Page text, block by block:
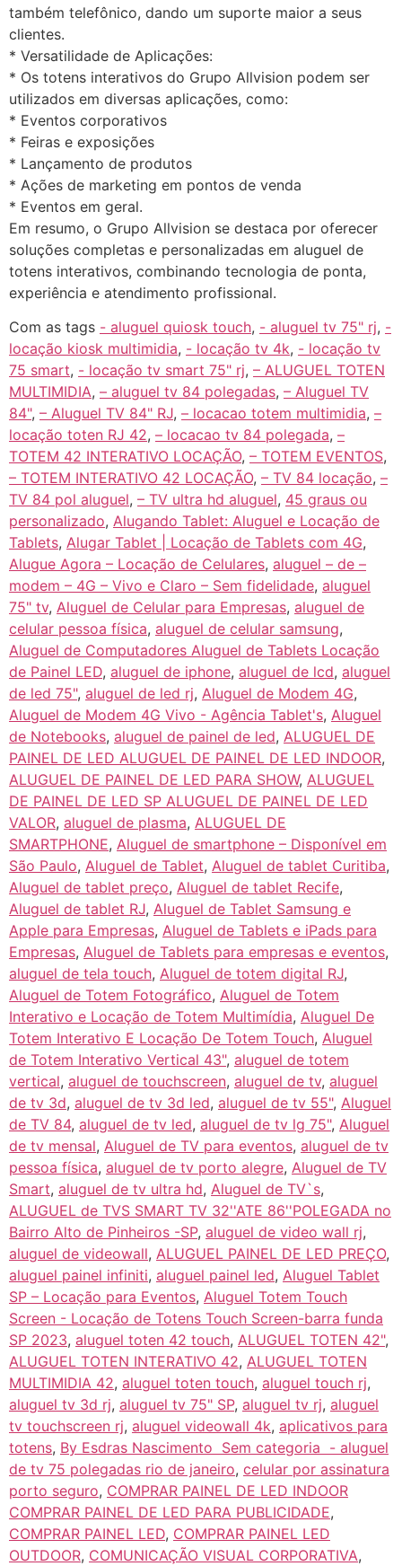
também telefônico, dando um suporte maior a seus
clientes.
* Versatilidade de Aplicações:
* Os totens interativos do Grupo Allvision podem ser
utilizados em diversas aplicações, como:
* Eventos corporativos
* Feiras e exposições
* Lançamento de produtos
* Ações de marketing em pontos de venda
* Eventos em geral.
Em resumo, o Grupo Allvision se destaca por oferecer
soluções completas e personalizadas em aluguel de
totens interativos, combinando tecnologia de ponta,
experiência e atendimento profissional.
Com as tags - aluguel quiosk touch, - aluguel tv 75" rj, -
locação kiosk multimidia, - locação tv 4k, - locação tv
75 smart, - locação tv smart 75" rj, – ALUGUEL TOTEN
MULTIMIDIA, – aluguel tv 84 polegadas, – Aluguel TV
84", – Aluguel TV 84" RJ, – locacao totem multimidia, –
locação toten RJ 42, – locacao tv 84 polegada, –
TOTEM 42 INTERATIVO LOCAÇÃO, – TOTEM EVENTOS,
– TOTEM INTERATIVO 42 LOCAÇÃO, – TV 84 locação, –
TV 84 pol aluguel, – TV ultra hd aluguel, 45 graus ou
personalizado, Alugando Tablet: Aluguel e Locação de
Tablets, Alugar Tablet | Locação de Tablets com 4G,
Alugue Agora – Locação de Celulares, aluguel – de –
modem – 4G – Vivo e Claro – Sem fidelidade, aluguel
75" tv, Aluguel de Celular para Empresas, aluguel de
celular pessoa física, aluguel de celular samsung,
Aluguel de Computadores Aluguel de Tablets Locação
de Painel LED, aluguel de iphone, aluguel de lcd, aluguel
de led 75", aluguel de led rj, Aluguel de Modem 4G,
Aluguel de Modem 4G Vivo - Agência Tablet's, Aluguel
de Notebooks, aluguel de painel de led, ALUGUEL DE
PAINEL DE LED ALUGUEL DE PAINEL DE LED INDOOR,
ALUGUEL DE PAINEL DE LED PARA SHOW, ALUGUEL
DE PAINEL DE LED SP ALUGUEL DE PAINEL DE LED
VALOR, aluguel de plasma, ALUGUEL DE
SMARTPHONE, Aluguel de smartphone – Disponível em
São Paulo, Aluguel de Tablet, Aluguel de tablet Curitiba,
Aluguel de tablet preço, Aluguel de tablet Recife,
Aluguel de tablet RJ, Aluguel de Tablet Samsung e
Apple para Empresas, Aluguel de Tablets e iPads para
Empresas, Aluguel de Tablets para empresas e eventos,
aluguel de tela touch, Aluguel de totem digital RJ,
Aluguel de Totem Fotográfico, Aluguel de Totem
Interativo e Locação de Totem Multimídia, Aluguel De
Totem Interativo E Locação De Totem Touch, Aluguel
de Totem Interativo Vertical 43", aluguel de totem
vertical, aluguel de touchscreen, aluguel de tv, aluguel
de tv 3d, aluguel de tv 3d led, aluguel de tv 55", Aluguel
de TV 84, aluguel de tv led, aluguel de tv lg 75", Aluguel
de tv mensal, Aluguel de TV para eventos, aluguel de tv
pessoa física, aluguel de tv porto alegre, Aluguel de TV
Smart, aluguel de tv ultra hd, Aluguel de TV`s,
ALUGUEL de TVS SMART TV 32''ATE 86''POLEGADA no
Bairro‎ Alto de Pinheiros‎ -SP, aluguel de video wall rj,
aluguel de videowall, ALUGUEL PAINEL DE LED PREÇO,
aluguel painel infiniti, aluguel painel led, Aluguel Tablet
SP – Locação para Eventos, Aluguel Totem Touch
Screen - Locação de Totens Touch Screen-barra funda
SP 2023, aluguel toten 42 touch, ALUGUEL TOTEN 42",
ALUGUEL TOTEN INTERATIVO 42, ALUGUEL TOTEN
MULTIMIDIA 42, aluguel toten touch, aluguel touch rj,
aluguel tv 3d rj, aluguel tv 75" SP, aluguel tv rj, aluguel
tv touchscreen rj, aluguel videowall 4k, aplicativos para
totens, By Esdras Nascimento Sem categoria - aluguel
de tv 75 polegadas rio de janeiro, celular por assinatura
porto seguro, COMPRAR PAINEL DE LED INDOOR
COMPRAR PAINEL DE LED PARA PUBLICIDADE,
COMPRAR PAINEL LED, COMPRAR PAINEL LED
OUTDOOR, COMUNICAÇÃO VISUAL CORPORATIVA,